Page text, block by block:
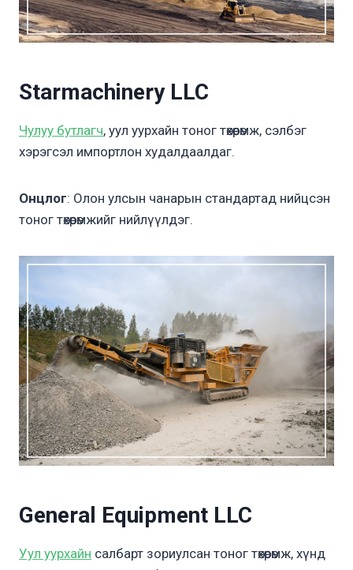
Starmachinery LLC
Чулуу бутлагч, уул уурхайн тоног төхөөрөмж, сэлбэг
хэрэгсэл импортлон худалдаалдаг.
Онцлог: Олон улсын чанарын стандартад нийцсэн
тоног төхөөрөмжийг нийлүүлдэг.
General Equipment LLC
Уул уурхайн салбарт зориулсан тоног төхөөрөмж, хүнд